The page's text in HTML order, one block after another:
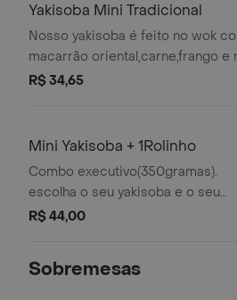
Yakisoba Mini Tradicional
Nosso yakisoba é feito no wok
macarrão oriental,carne,frango e
de legumes frescos. com molho
R$ 34,65
Mini Yakisoba + 1Rolinho
Combo executivo(350gramas).
escolha o seu yakisoba e o seu
rolinho. também na versão
R$ 44,00
Sobremesas